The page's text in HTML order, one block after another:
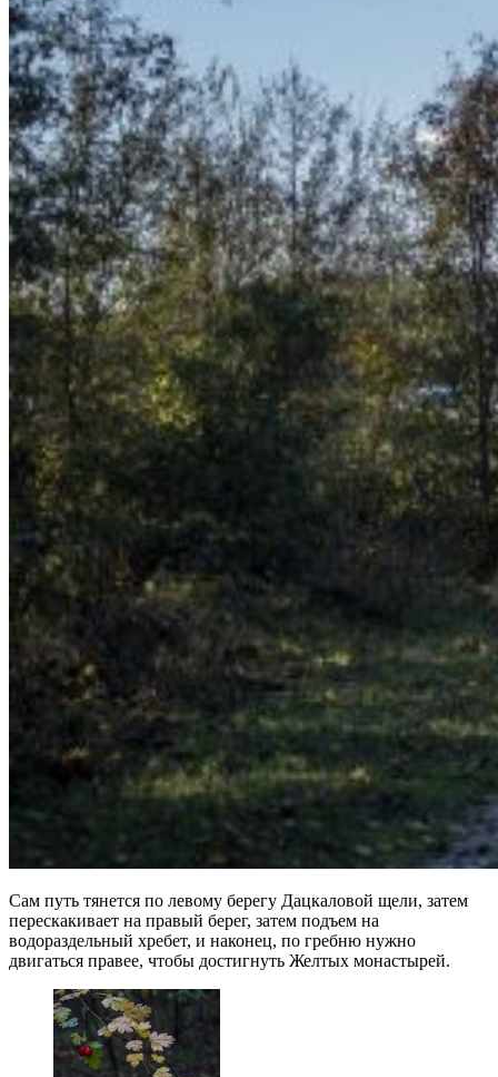
Сам путь тянется по левому берегу Дацкаловой щели, затем
перескакивает на правый берег, затем подъем на
водораздельный хребет, и наконец, по гребню нужно
двигаться правее, чтобы достигнуть Желтых монастырей.